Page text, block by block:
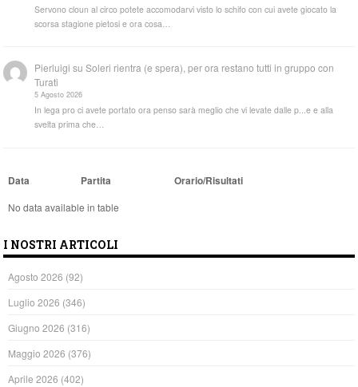
Servono cloun al circo potete accomodarvi visto lo schifo con cui avete giocato la
scorsa stagione pietosi e ora cosa…
Pierluigi suSoleri rientra (e spera), per ora restano tutti in gruppo con
Turati
5 Agosto 2026
In lega pro ci avete portato ora penso sarà meglio che vi levate dalle p...e e alla
svelta prima che…
Data Partita Orario/Risultati
No data available in table
I NOSTRI ARTICOLI
Agosto 2026 (92)
Luglio 2026 (346)
Giugno 2026 (316)
Maggio 2026 (376)
Aprile 2026 (402)